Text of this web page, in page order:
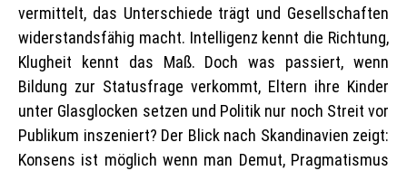
vermittelt, das Unterschiede trägt und Gesellschaften
widerstandsfähig macht. Intelligenz kennt die Richtung,
Klugheit kennt das Maß. Doch was passiert, wenn
Bildung zur Statusfrage verkommt, Eltern ihre Kinder
unter Glasglocken setzen und Politik nur noch Streit vor
Publikum inszeniert? Der Blick nach Skandinavien zeigt:
Konsens ist möglich wenn man Demut, Pragmatismus